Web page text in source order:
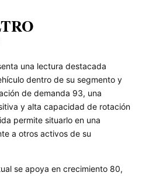
una lectura destacada
dentro de su segmento y
de demanda 93, una
y alta capacidad de rotación
permite situarlo en una
a otros activos de su
se apoya en crecimiento 80,